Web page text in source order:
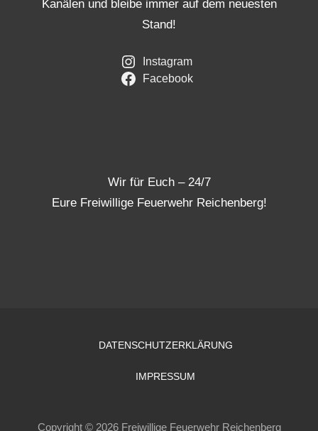
Kanälen und bleibe immer auf dem neuesten
Stand!
Instagram
Facebook
Wir für Euch – 24/7
Eure Freiwillige Feuerwehr Reichenberg!
DATENSCHUTZERKLÄRUNG
IMPRESSUM
Copyright © 2026 Freiwillige Feuerwehr Reichenberg